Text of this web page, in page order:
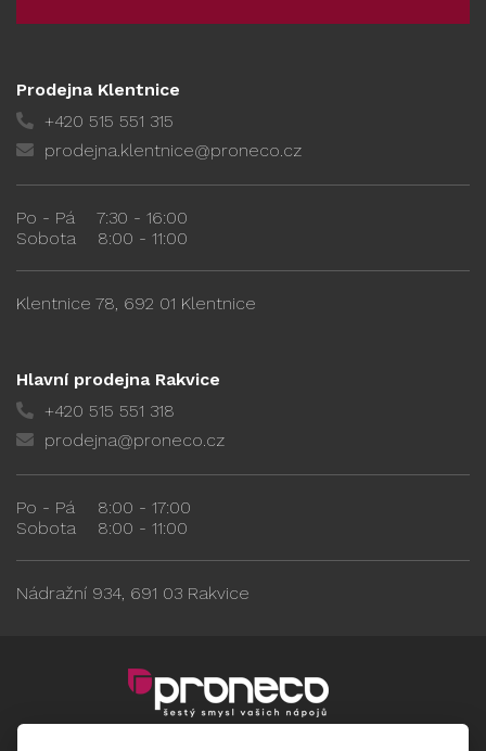
Prodejna Klentnice
+420 515 551 315
prodejna.klentnice@proneco.cz
Po - Pá
7:30 - 16:00
Sobota
8:00 - 11:00
Klentnice 78, 692 01 Klentnice
Hlavní prodejna Rakvice
+420 515 551 318
prodejna@proneco.cz
Po - Pá
8:00 - 17:00
Sobota
8:00 - 11:00
Nádražní 934, 691 03 Rakvice